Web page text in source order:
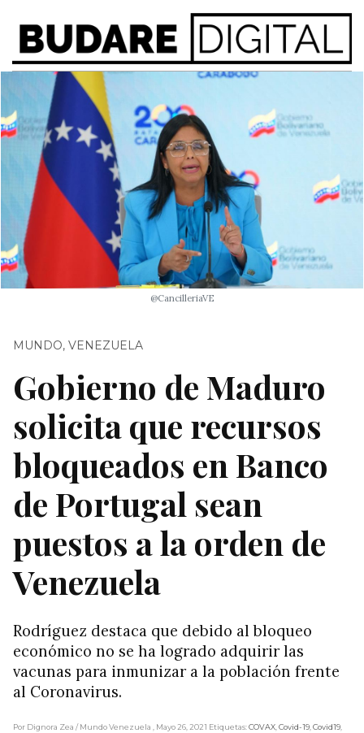
@CancilleriaVE
MUNDO, VENEZUELA
Gobierno de Maduro
solicita que recursos
bloqueados en Banco
de Portugal sean
puestos a la orden de
Venezuela
Rodríguez destaca que debido al bloqueo
económico no se ha logrado adquirir las
vacunas para inmunizar a la población frente
al Coronavirus.
Por Dignora Zea / Mundo Venezuela , Mayo 26, 2021 Etiquetas:COVAX,Covid-19,Covid19,